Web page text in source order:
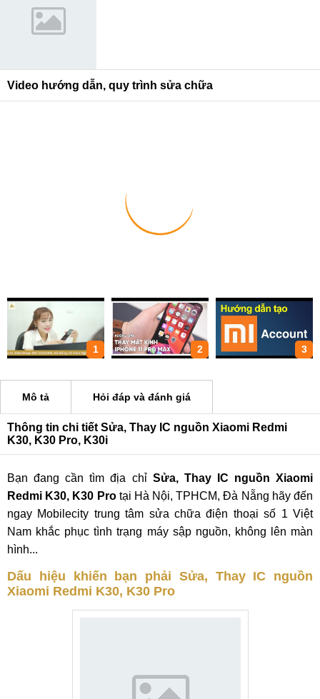
Video hướng dẫn, quy trình sửa chữa
1 2 3
Mô tả Hỏi đáp và đánh giá
Thông tin chi tiết Sửa, Thay IC nguồn Xiaomi Redmi
K30, K30 Pro, K30i
Bạn đang cần tìm địa chỉ Sửa, Thay IC nguồn Xiaomi
Redmi K30, K30 Protại Hà Nội, TPHCM, Đà Nẵng hãy đến
ngay Mobilecity trung tâm sửa chữa điện thoại số 1 Việt
Nam khắc phục tình trạng máy sập nguồn, không lên màn
hình...
Dấu hiệu khiến bạn phải Sửa, Thay IC nguồn
Xiaomi Redmi K30, K30 Pro